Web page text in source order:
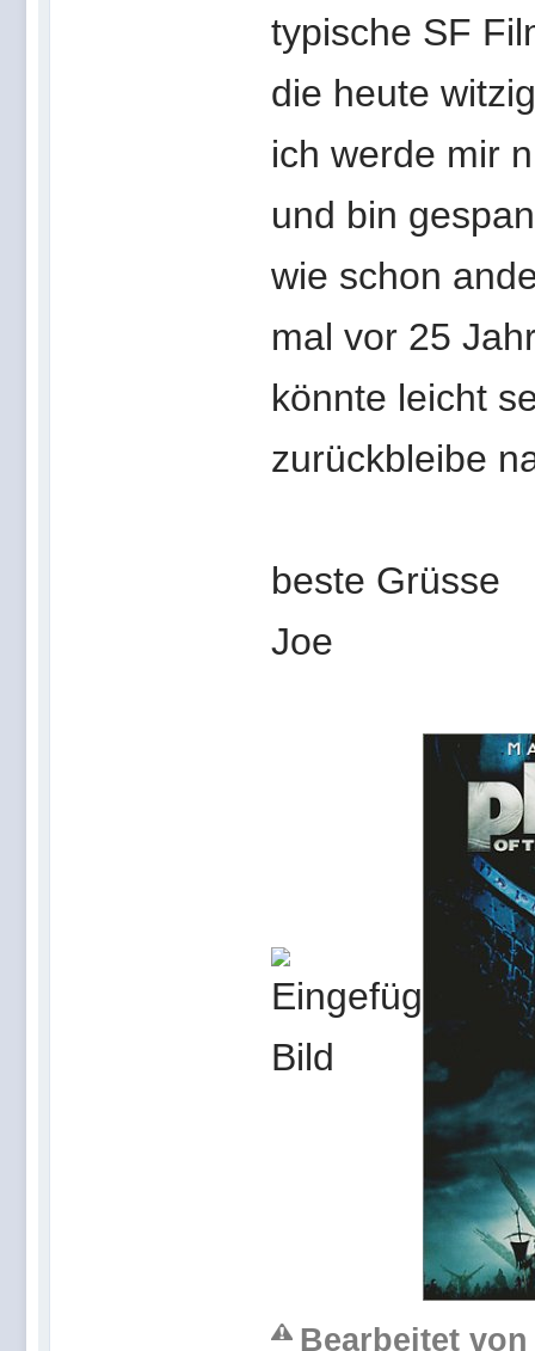
typische SF
die heute
ich werde mir
und bin
wie schon
mal vor 25
könnte leicht
zurückbleibe
beste Grüsse
Joe
Bearbeitet von